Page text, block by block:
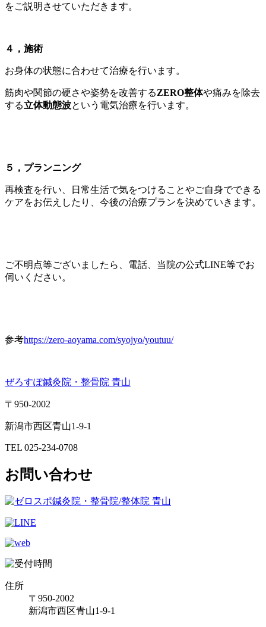
をご説明させていただきます。
４，施術
お身体の状態に合わせて治療を行います。
筋肉や関節の硬さや姿勢を改善するZERO整体や痛みを除去
する立体動態波という電気治療を行います。
５，プランニング
再検査を行い、日常生活で気をつけることやご自身でできる
ケアをお伝えしたり、今後の治療プランを決めていきます。
ご不明点等ございましたら、電話、当院の公式LINE等でお
伺いください。
参考https://zero-aoyama.com/syojyo/youtuu/
ぜろすぽ鍼灸院・整骨院 青山
〒 950-2002
新潟市西区青山1-9-1
TEL 025-234-0708
お問い合わせ
住所
〒950-2002
新潟市西区青山1-9-1